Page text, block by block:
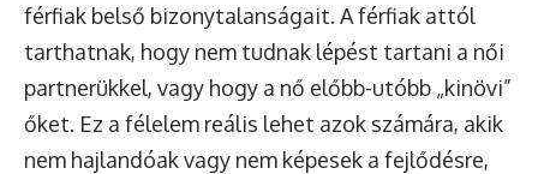
férfiak belső bizonytalanságait. A férfiak attól
tarthatnak, hogy nem tudnak lépést tartani a női
partnerükkel, vagy hogy a nő előbb-utóbb „kinövi”
őket. Ez a félelem reális lehet azok számára, akik
nem hajlandóak vagy nem képesek a fejlődésre,